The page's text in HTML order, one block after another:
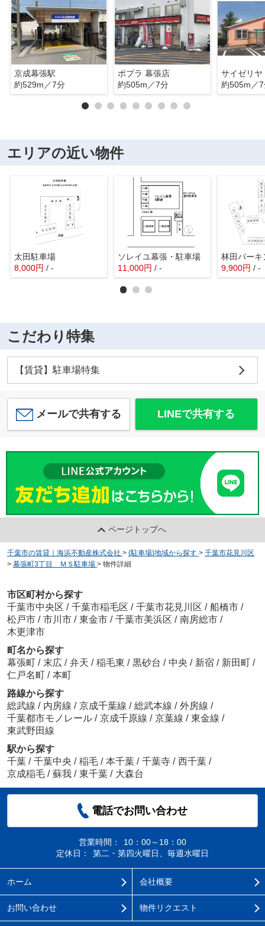
京成幕張駅
約529m／7分
ポプラ 幕張店
約505m／7分
サイゼリヤ
約505m／
エリアの近い物件
太田駐車場
8,000円 / -
ソレイユ幕張・駐車場
11,000円 / -
林田パー
9,900円 / -
こだわり特集
【賃貸】駐車場特集
メールで共有する LINEで共有する
ページトップへ
千葉市の賃貸｜海浜不動産株式会社 > (駐車場)地域から探す > 千葉市花見川区
> 幕張町3丁目 ＭＳ駐車場 > 物件詳細
市区町村から探す
千葉市中央区 / 千葉市稲毛区 / 千葉市花見川区 / 船橋市 /
松戸市 / 市川市 / 東金市 / 千葉市美浜区 / 南房総市 /
木更津市
町名から探す
幕張町 / 末広 / 弁天 / 稲毛東 / 黒砂台 / 中央 / 新宿 / 新田町 /
仁戸名町 / 本町
路線から探す
総武線 / 内房線 / 京成千葉線 / 総武本線 / 外房線 /
千葉都市モノレール / 京成千原線 / 京葉線 / 東金線 /
東武野田線
駅から探す
千葉 / 千葉中央 / 稲毛 / 本千葉 / 千葉寺 / 西千葉 /
京成稲毛 / 蘇我 / 東千葉 / 大森台
電話でお問い合わせ
営業時間：
10：00～18：00
定休日：
第二・第四火曜日、毎週水曜日
ホーム 会社概要
お問い合わせ 物件リクエスト